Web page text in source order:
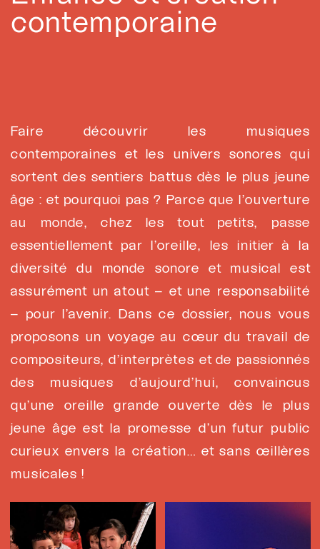
contemporaine
Faire découvrir les musiques
contemporaines et les univers sonores qui
sortent des sentiers battus dès le plus jeune
âge : et pourquoi pas ? Parce que l’ouverture
au monde, chez les tout petits, passe
essentiellement par l’oreille, les initier à la
diversité du monde sonore et musical est
assurément un atout – et une responsabilité
– pour l’avenir. Dans ce dossier, nous vous
proposons un voyage au cœur du travail de
compositeurs, d’interprètes et de passionnés
des musiques d’aujourd’hui, convaincus
qu’une oreille grande ouverte dès le plus
jeune âge est la promesse d’un futur public
curieux envers la création… et sans œillères
musicales !